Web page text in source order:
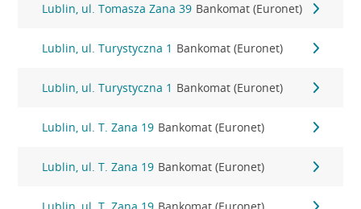
Lublin, ul. Tomasza Zana 39 Bankomat (Euronet)
Lublin, ul. Turystyczna 1 Bankomat (Euronet)
Lublin, ul. Turystyczna 1 Bankomat (Euronet)
Lublin, ul. T. Zana 19 Bankomat (Euronet)
Lublin, ul. T. Zana 19 Bankomat (Euronet)